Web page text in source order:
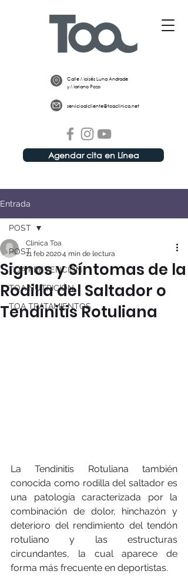
Calle Moisés Luna Andrade
y Mariano Pozo
servicioalcliente@toaclinica.net
Agendar cita en Línea
Entrada
POST
TOA PREVENCIÓN
TOA NUTRICIÓN
TOA TRATAMIENTOS
POST
Signos y Síntomas de la
Rodilla del Saltador o
Tendinitis Rotuliana
Clínica Toa
11 feb 20204 min de lectura
La Tendinitis Rotuliana también
conocida como rodilla del saltador es
una patología caracterizada por la
combinación de dolor, hinchazón y
deterioro del rendimiento del tendón
rotuliano y las estructuras
circundantes, la cual aparece de
forma más frecuente en deportistas.